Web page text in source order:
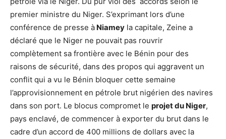
premier ministre du Niger. S’exprimant lors d’une
conférence de presse à Niamey la capitale, Zeine a
déclaré que le Niger ne pouvait pas rouvrir
complètement sa frontière avec le Bénin pour des
raisons de sécurité, dans des propos qui aggravent un
conflit qui a vu le Bénin bloquer cette semaine
l’approvisionnement en pétrole brut nigérien des navires
dans son port. Le blocus compromet le projet du Niger,
pays enclavé, de commencer à exporter du brut dans le
cadre d’un accord de 400 millions de dollars avec la